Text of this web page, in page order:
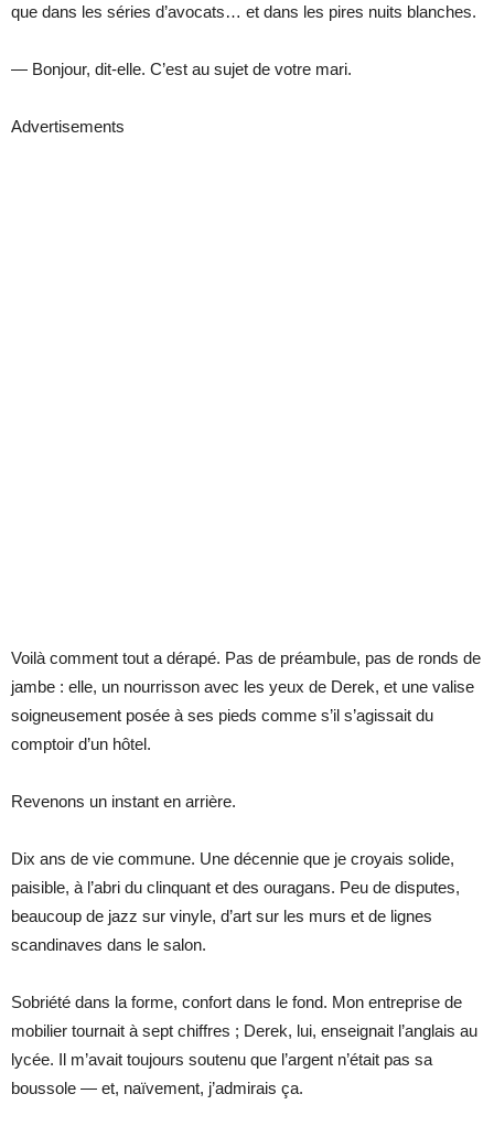
que dans les séries d’avocats… et dans les pires nuits blanches.
— Bonjour, dit-elle. C’est au sujet de votre mari.
Advertisements
Voilà comment tout a dérapé. Pas de préambule, pas de ronds de
jambe : elle, un nourrisson avec les yeux de Derek, et une valise
soigneusement posée à ses pieds comme s’il s’agissait du
comptoir d’un hôtel.
Revenons un instant en arrière.
Dix ans de vie commune. Une décennie que je croyais solide,
paisible, à l’abri du clinquant et des ouragans. Peu de disputes,
beaucoup de jazz sur vinyle, d’art sur les murs et de lignes
scandinaves dans le salon.
Sobriété dans la forme, confort dans le fond. Mon entreprise de
mobilier tournait à sept chiffres ; Derek, lui, enseignait l’anglais au
lycée. Il m’avait toujours soutenu que l’argent n’était pas sa
boussole — et, naïvement, j’admirais ça.